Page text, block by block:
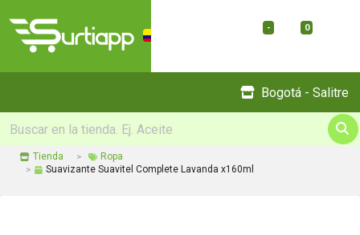
- 0
Bogotá - Salitre
Tienda
Ropa
Suavizante Suavitel Complete Lavanda x160ml